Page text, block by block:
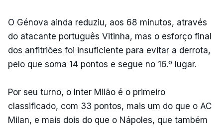
O Génova ainda reduziu, aos 68 minutos, através
do atacante português Vitinha, mas o esforço final
dos anfitriões foi insuficiente para evitar a derrota,
pelo que soma 14 pontos e segue no 16.º lugar.
Por seu turno, o Inter Milão é o primeiro
classificado, com 33 pontos, mais um do que o AC
Milan, e mais dois do que o Nápoles, que também